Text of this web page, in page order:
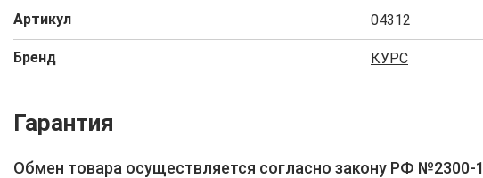
Артикул 04312
Бренд КУРС
Гарантия
Обмен товара осуществляется согласно закону РФ №2300-1